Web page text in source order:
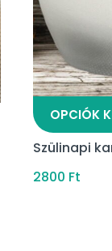
OPCIÓK
Szülinapi
2800 Ft